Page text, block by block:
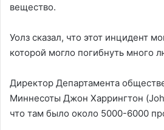
вещество.
Уолз сказал, что этот инцидент
которой могло погибнуть много
Директор Департамента
Миннесоты Джон Харрингтон
что там было около 5000-6000